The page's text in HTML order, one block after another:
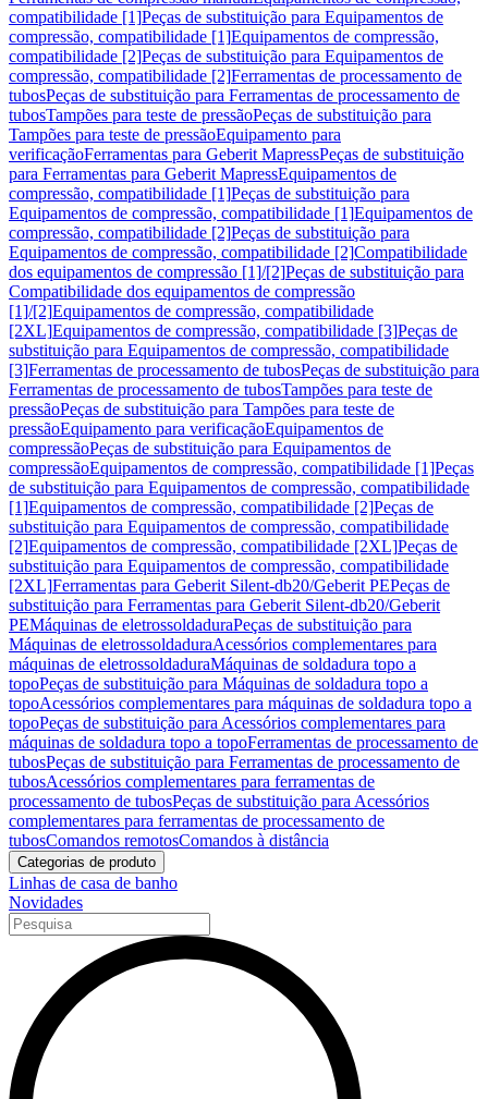
compatibilidade [1]Peças de substituição para Equipamentos de
compressão, compatibilidade [1]Equipamentos de compressão,
compatibilidade [2]Peças de substituição para Equipamentos de
compressão, compatibilidade [2]Ferramentas de processamento de
tubosPeças de substituição para Ferramentas de processamento de
tubosTampões para teste de pressãoPeças de substituição para
Tampões para teste de pressãoEquipamento para
verificaçãoFerramentas para Geberit MapressPeças de substituição
para Ferramentas para Geberit MapressEquipamentos de
compressão, compatibilidade [1]Peças de substituição para
Equipamentos de compressão, compatibilidade [1]Equipamentos de
compressão, compatibilidade [2]Peças de substituição para
Equipamentos de compressão, compatibilidade [2]Compatibilidade
dos equipamentos de compressão [1]/[2]Peças de substituição para
Compatibilidade dos equipamentos de compressão
[1]/[2]Equipamentos de compressão, compatibilidade
[2XL]Equipamentos de compressão, compatibilidade [3]Peças de
substituição para Equipamentos de compressão, compatibilidade
[3]Ferramentas de processamento de tubosPeças de substituição para
Ferramentas de processamento de tubosTampões para teste de
pressãoPeças de substituição para Tampões para teste de
pressãoEquipamento para verificaçãoEquipamentos de
compressãoPeças de substituição para Equipamentos de
compressãoEquipamentos de compressão, compatibilidade [1]Peças
de substituição para Equipamentos de compressão, compatibilidade
[1]Equipamentos de compressão, compatibilidade [2]Peças de
substituição para Equipamentos de compressão, compatibilidade
[2]Equipamentos de compressão, compatibilidade [2XL]Peças de
substituição para Equipamentos de compressão, compatibilidade
[2XL]Ferramentas para Geberit Silent-db20/Geberit PEPeças de
substituição para Ferramentas para Geberit Silent-db20/Geberit
PEMáquinas de eletrossoldaduraPeças de substituição para
Máquinas de eletrossoldaduraAcessórios complementares para
máquinas de eletrossoldaduraMáquinas de soldadura topo a
topoPeças de substituição para Máquinas de soldadura topo a
topoAcessórios complementares para máquinas de soldadura topo a
topoPeças de substituição para Acessórios complementares para
máquinas de soldadura topo a topoFerramentas de processamento de
tubosPeças de substituição para Ferramentas de processamento de
tubosAcessórios complementares para ferramentas de
processamento de tubosPeças de substituição para Acessórios
complementares para ferramentas de processamento de
tubosComandos remotosComandos à distância
Categorias de produto
Linhas de casa de banho
Novidades